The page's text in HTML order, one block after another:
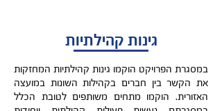
גינות קהילתיות
במסגרת הפרויקט הוקמו גינות קהילתיות המחזקות
את הקשר בין חברים בקהילות השונות במועצה
האזורית. הוקמו מתחים משותפים לטובת הכלל